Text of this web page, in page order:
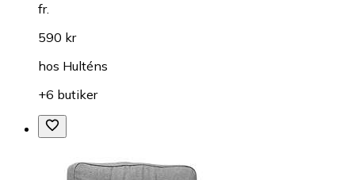
fr.
590 kr
hos Hulténs
+6 butiker